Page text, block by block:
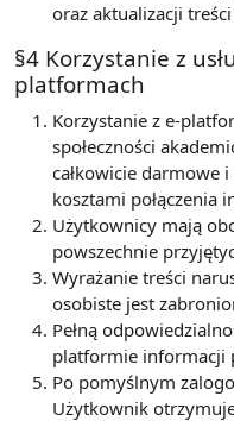
oraz aktualizacji
§4 Korzystanie z
platformach
Korzystanie z e-
społeczności
całkowicie darmowe
kosztami połączenia
Użytkownicy mają
powszechnie
Wyrażanie treści
osobiste jest
Pełną
platformie informacji
Po pomyślnym
Użytkownik